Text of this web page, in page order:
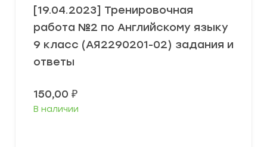
[19.04.2023] Тренировочная
работа №2 по Английскому языку
9 класс (АЯ2290201-02) задания и
ответы
150,00 ₽
В наличии